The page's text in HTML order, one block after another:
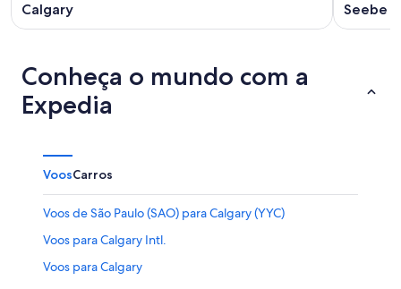
Calgary Seebe
Conheça o mundo com a
Expedia
VoosCarros
Voos de São Paulo (SAO) para Calgary (YYC)
Voos para Calgary Intl.
Voos para Calgary